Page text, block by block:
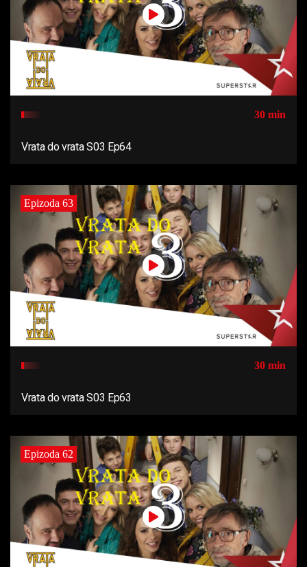
30 min
Vrata do vrata S03 Ep64
Epizoda 63
30 min
Vrata do vrata S03 Ep63
Epizoda 62